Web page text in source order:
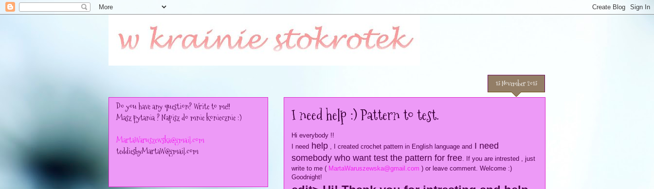
13 November 2013
I need help :) Pattern to test.
Hi everybody !!
I need help , I created crochet pattern in English language and I need
somebody who want test the pattern for free. If you are intrested , just
write to me ( MartaWaruszewska@gmail.com ) or leave comment. Welcome :)
Goodnight!
Do you have any question? Write to me!!
Masz pytania ? Napisz do mnie koniecznie :)
MartaWaruszewska@gmail.com
teddiesbyMartaW@gmail.com